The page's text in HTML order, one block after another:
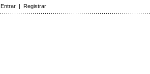
Entrar | Registrar